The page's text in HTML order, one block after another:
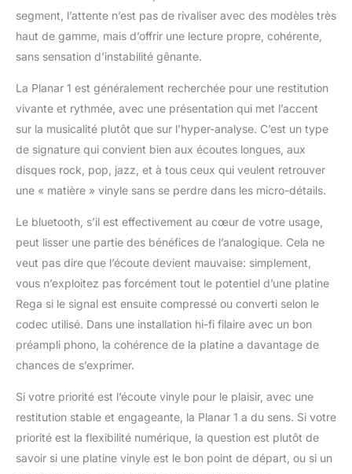
segment, l’attente n’est pas de rivaliser avec des modèles très
haut de gamme, mais d’offrir une lecture propre, cohérente,
sans sensation d’instabilité gênante.
La Planar 1 est généralement recherchée pour une restitution
vivante et rythmée, avec une présentation qui met l’accent
sur la musicalité plutôt que sur l’hyper-analyse. C’est un type
de signature qui convient bien aux écoutes longues, aux
disques rock, pop, jazz, et à tous ceux qui veulent retrouver
une « matière » vinyle sans se perdre dans les micro-détails.
Le bluetooth, s’il est effectivement au cœur de votre usage,
peut lisser une partie des bénéfices de l’analogique. Cela ne
veut pas dire que l’écoute devient mauvaise: simplement,
vous n’exploitez pas forcément tout le potentiel d’une platine
Rega si le signal est ensuite compressé ou converti selon le
codec utilisé. Dans une installation hi-fi filaire avec un bon
préampli phono, la cohérence de la platine a davantage de
chances de s’exprimer.
Si votre priorité est l’écoute vinyle pour le plaisir, avec une
restitution stable et engageante, la Planar 1 a du sens. Si votre
priorité est la flexibilité numérique, la question est plutôt de
savoir si une platine vinyle est le bon point de départ, ou si un